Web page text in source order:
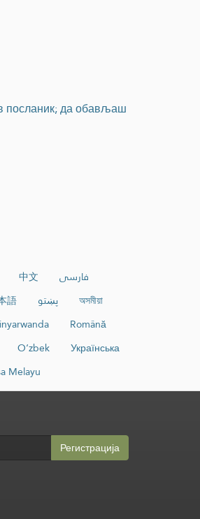
посланик; да обављаш
中文
فارسی
語 پښتو
অসমীয়া
Română
O‘zbek
Українська
Melayu
Регистрација